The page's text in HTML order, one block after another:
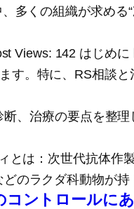
多くの組織が求める
Views: 142 はじめ
す。特に、RS相談
、治療の要点を整
とは：次世代抗体作
どのラクダ科動物が
ントロールに